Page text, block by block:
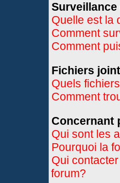
Quelle est la
Comment
Comment
Fichiers
Quels
Comment
Concernant
Qui sont les
Pourquoi la
Qui
forum?